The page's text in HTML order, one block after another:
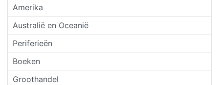
Amerika
Australië en Oceanië
Periferieën
Boeken
Groothandel